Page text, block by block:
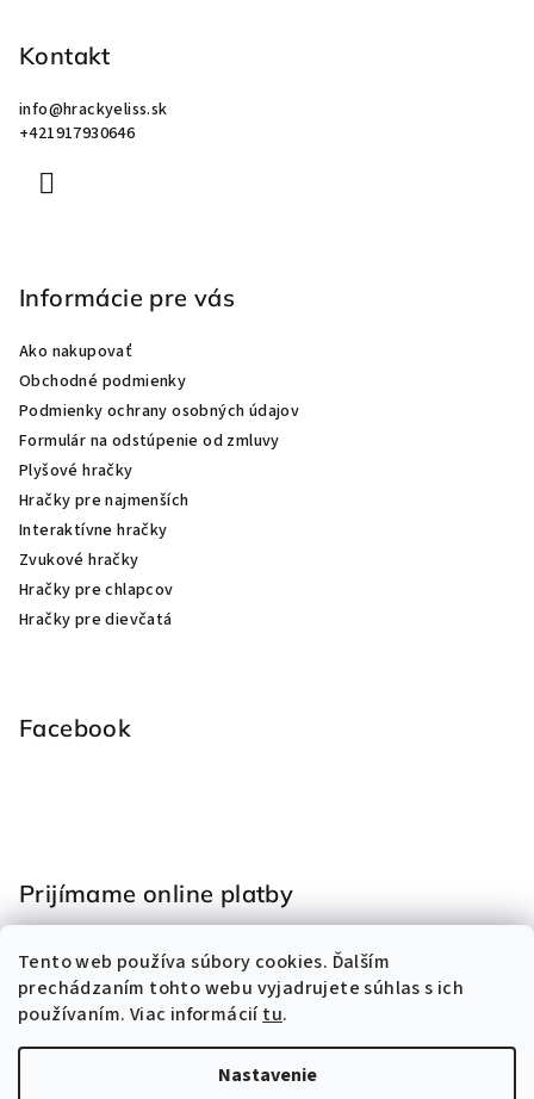
Tento web používa súbory cookies. Ďalším
prechádzaním tohto webu vyjadrujete súhlas s ich
používaním. Viac informáciítu.
Nastavenie
Kontakt
info@hrackyeliss.sk
+421917930646
Informácie pre vás
Ako nakupovať
Obchodné podmienky
Podmienky ochrany osobných údajov
Formulár na odstúpenie od zmluvy
Plyšové hračky
Hračky pre najmenších
Interaktívne hračky
Zvukové hračky
Hračky pre chlapcov
Hračky pre dievčatá
Facebook
Prijímame online platby